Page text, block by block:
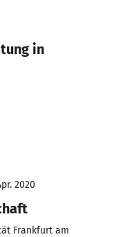
in
2020
Frankfurt am